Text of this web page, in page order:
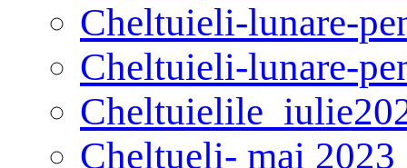
Сheltuieli-lunare-
Cheltuieli-lunare-
Сheltueli- mai 2023